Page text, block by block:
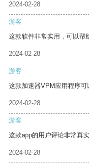
2024-02-28
游客
这款软件非常实用，可以帮
2024-02-28
游客
这款加速器VPM应用程序可
2024-02-28
游客
这款app的用户评论非常真
2024-02-28